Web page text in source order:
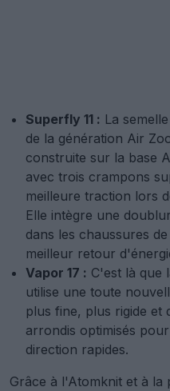
Superfly 11 : La
de la génération Air
construite sur la base
avec trois crampons
meilleure traction lors
Elle intègre une
dans les chaussures
meilleur retour
Vapor 17 : C'est là que
utilise une toute
plus fine, plus rigide et
arrondis optimisés
direction rapides.
Grâce à l'Atomknit et à la